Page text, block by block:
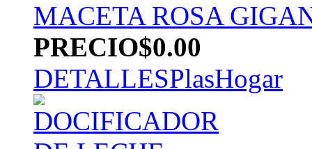
MACETA ROSA
PRECIO$0.00
DETALLESPlasHogar